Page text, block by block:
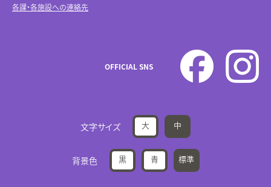
各課・各施設への連絡先
OFFICIAL SNS
文字サイズ 大 中
背景色 黒 青 標準